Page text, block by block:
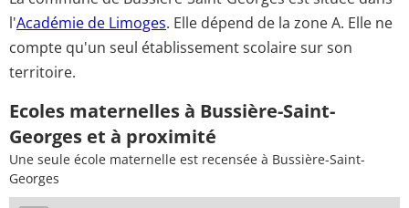
l'Académie de Limoges. Elle dépend de la zone A. Elle ne
compte qu'un seul établissement scolaire sur son
territoire.
Ecoles maternelles à Bussière-Saint-
Georges et à proximité
Une seule école maternelle est recensée à Bussière-Saint-
Georges